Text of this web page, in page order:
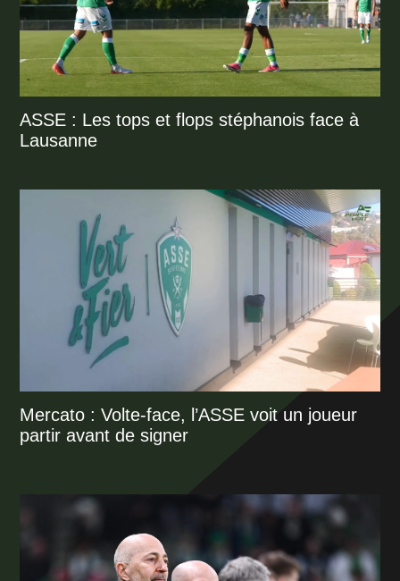
ASSE : Les tops et flops stéphanois face à
Lausanne
Mercato : Volte-face, l’ASSE voit un joueur
partir avant de signer